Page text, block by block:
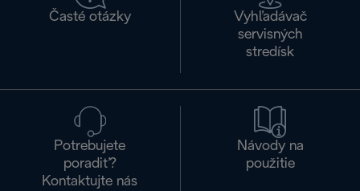
Časté otázky
Vyhľadávač
servisných
stredísk
Potrebujete
poradiť?
Kontaktujte nás
Návody na
použitie